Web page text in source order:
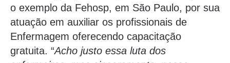
o exemplo da Fehosp, em São Paulo, por sua
atuação em auxiliar os profissionais de
Enfermagem oferecendo capacitação
gratuita. “Acho justo essa luta dos